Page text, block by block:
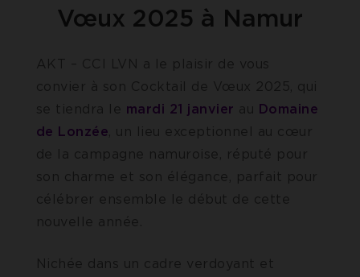
Vœux 2025 à Namur
AKT – CCI LVN a le plaisir de vous
convier à son Cocktail de Vœux 2025, qui
se tiendra le mardi 21 janvier au Domaine
de Lonzée, un lieu exceptionnel au cœur
de la campagne namuroise, réputé pour
son charme et son élégance, parfait pour
célébrer ensemble le début de cette
nouvelle année.
Nichée dans un cadre verdoyant et